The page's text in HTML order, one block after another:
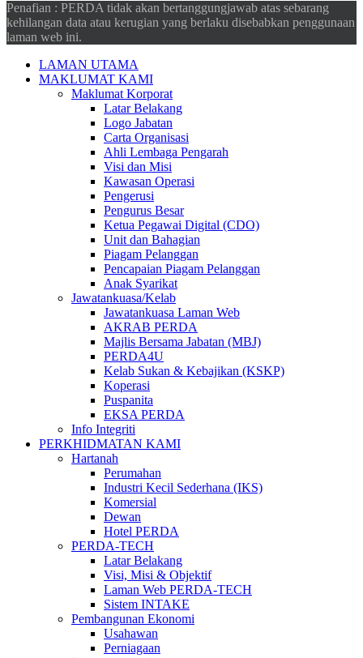
Penafian : PERDA tidak akan bertanggungjawab atas sebarang
kehilangan data atau kerugian yang berlaku disebabkan penggunaan
laman web ini.
LAMAN UTAMA
MAKLUMAT KAMI
Maklumat Korporat
Latar Belakang
Logo Jabatan
Carta Organisasi
Ahli Lembaga Pengarah
Visi dan Misi
Kawasan Operasi
Pengerusi
Pengurus Besar
Ketua Pegawai Digital (CDO)
Unit dan Bahagian
Piagam Pelanggan
Pencapaian Piagam Pelanggan
Anak Syarikat
Jawatankuasa/Kelab
Jawatankuasa Laman Web
AKRAB PERDA
Majlis Bersama Jabatan (MBJ)
PERDA4U
Kelab Sukan & Kebajikan (KSKP)
Koperasi
Puspanita
EKSA PERDA
Info Integriti
PERKHIDMATAN KAMI
Hartanah
Perumahan
Industri Kecil Sederhana (IKS)
Komersial
Dewan
Hotel PERDA
PERDA-TECH
Latar Belakang
Visi, Misi & Objektif
Laman Web PERDA-TECH
Sistem INTAKE
Pembangunan Ekonomi
Usahawan
Perniagaan